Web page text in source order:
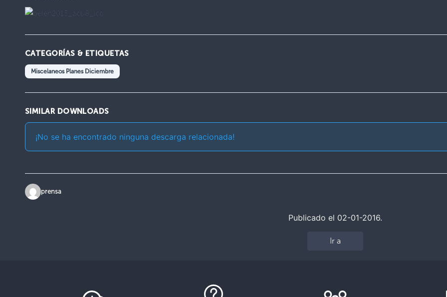
CATEGORÍAS & ETIQUETAS
Miscelaneos Planes Diciembre
SIMILAR DOWNLOADS
¡No se ha encontrado ninguna descarga relacionada!
prensa
Publicado el 02-01-2016.
Ir a